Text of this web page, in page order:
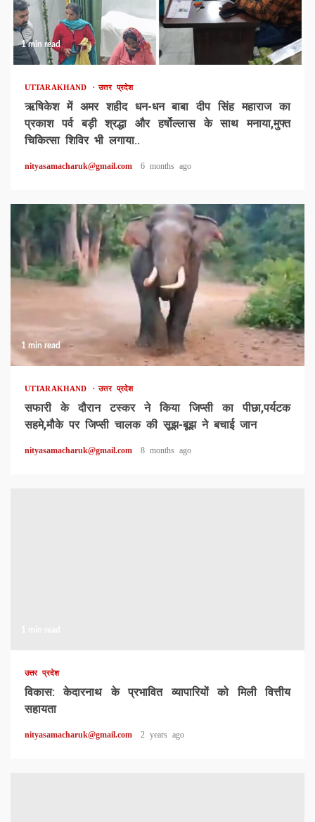
1 min read
UTTARAKHAND उत्तर प्रदेश
ऋषिकेश में अमर शहीद धन-धन बाबा दीप सिंह महाराज का
प्रकाश पर्व बड़ी श्रद्धा और हर्षोल्लास के साथ मनाया,मुफ्त
चिकित्सा शिविर भी लगाया..
nityasamacharuk@gmail.com 6 months ago
1 min read
UTTARAKHAND उत्तर प्रदेश
सफारी के दौरान टस्कर ने किया जिप्सी का पीछा,पर्यटक
सहमे,मौके पर जिप्सी चालक की सूझ-बूझ ने बचाई जान
nityasamacharuk@gmail.com 8 months ago
उत्तर प्रदेश
विकास: केदारनाथ के प्रभावित व्यापारियों को मिली वित्तीय
सहायता
nityasamacharuk@gmail.com 2 years ago